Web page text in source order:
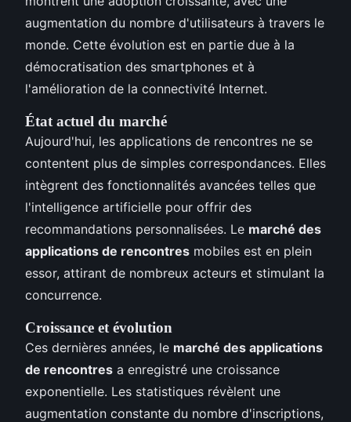
augmentation du nombre d'utilisateurs à travers le
monde. Cette évolution est en partie due à la
démocratisation des smartphones et à
l'amélioration de la connectivité Internet.
État actuel du marché
Aujourd'hui, les applications de rencontres ne se
contentent plus de simples correspondances. Elles
intègrent des fonctionnalités avancées telles que
l'intelligence artificielle pour offrir des
recommandations personnalisées. Le marché des
applications de rencontres mobiles est en plein
essor, attirant de nombreux acteurs et stimulant la
concurrence.
Croissance et évolution
Ces dernières années, le marché des applications
de rencontres a enregistré une croissance
exponentielle. Les statistiques révèlent une
augmentation constante du nombre d'inscriptions,